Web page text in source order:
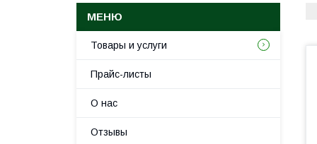
Товары и услуги
Прайс-листы
О нас
Отзывы